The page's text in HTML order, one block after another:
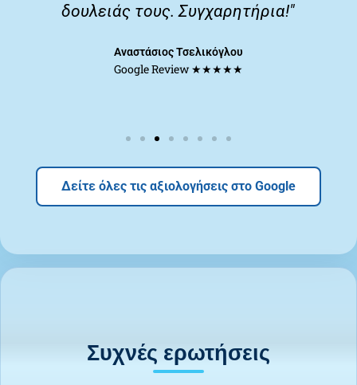
τους στην καλύτερη δυνατή
Vaso Laskari
Δείτε όλες τις αξιολογήσεις στο Google
Συχνές ερωτήσεις